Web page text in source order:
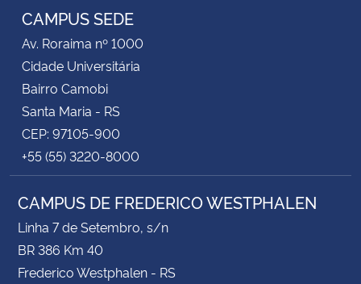
CAMPUS SEDE
Av. Roraima nº 1000
Cidade Universitária
Bairro Camobi
Santa Maria - RS
CEP: 97105-900
+55 (55) 3220-8000
CAMPUS DE FREDERICO WESTPHALEN
Linha 7 de Setembro, s/n
BR 386 Km 40
Frederico Westphalen - RS